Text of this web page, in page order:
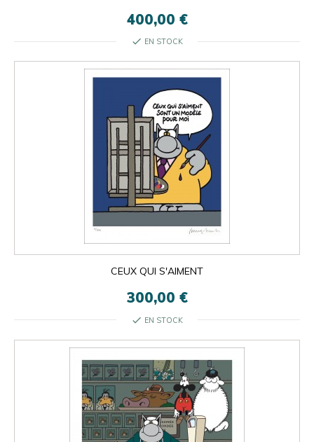
400,00 €
check EN STOCK
CEUX QUI S'AIMENT
300,00 €
check EN STOCK